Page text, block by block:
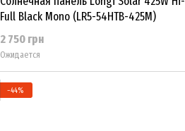
Full Black Mono (LR5-54HTB-425M)
2 750 грн
Ожидается
−44%